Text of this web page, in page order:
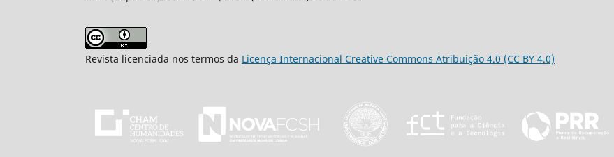
Revista licenciada nos termos da Licença Internacional Creative Commons Atribuição 4.0 (CC BY 4.0)